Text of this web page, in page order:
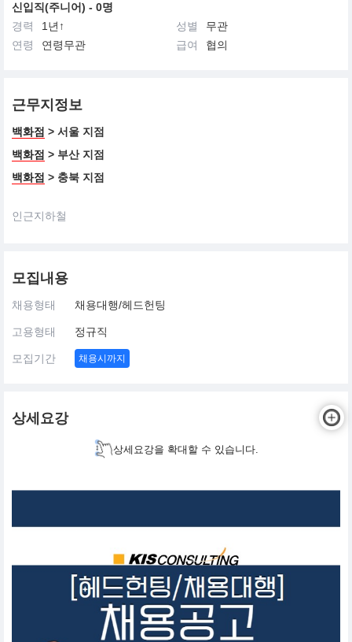
신입직(주니어) - 0명
경력
1년↑ 성별
무관
연령
연령무관 급여 협의
근무지정보
백화점 > 서울 지점
백화점 > 부산 지점
백화점 > 충북 지점
인근지하철
모집내용
채용형태 채용대행/헤드헌팅
고용형태 정규직
모집기간 채용시까지
상세요강
상세요강을 확대할 수 있습니다.